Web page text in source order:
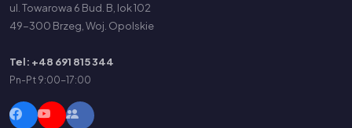
ul. Towarowa 6 Bud. B, lok 102
49-300 Brzeg, Woj. Opolskie
Tel: +48 691 815 344
Pn-Pt 9:00-17:00